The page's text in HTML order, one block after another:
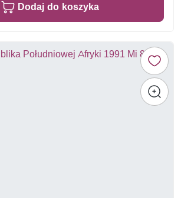
Dodaj do koszyka